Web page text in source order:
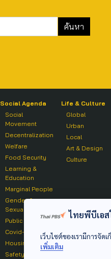
Social Agenda
Social
Movement
Decentralization
Welfare
Food Security
Learning &
Education
Marginal People
Gender &
Sexuality
Public Health
Covid-19
Housing
Safety
Life & Culture
Global
Urban
Local
Art & Design
Culture
ไทยพีบีเอ
เว็บไซต์ของเรามีการจั
เพิ่มเติม